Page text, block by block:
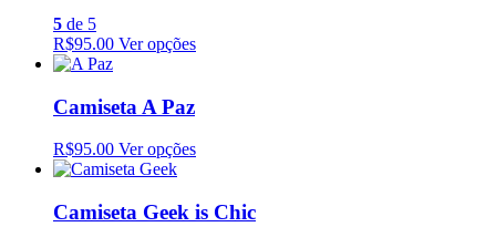
5 de 5
R$95.00 Ver opções
Camiseta A Paz
R$95.00 Ver opções
Camiseta Geek is Chic